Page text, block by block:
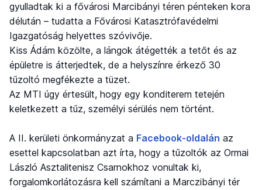
gyulladtak ki a fővárosi Marcibányi téren pénteken kora
délután – tudatta a Fővárosi Katasztrófavédelmi
Igazgatóság helyettes szóvivője.
Kiss Ádám közölte, a lángok átégették a tetőt és az
épületre is átterjedtek, de a helyszínre érkező 30
tűzoltó megfékezte a tüzet.
Az MTI úgy értesült, hogy egy konditerem tetején
keletkezett a tűz, személyi sérülés nem történt.
A II. kerületi önkormányzat a Facebook-oldalán az
esettel kapcsolatban azt írta, hogy a tűzoltók az Ormai
László Asztalitenisz Csarnokhoz vonultak ki,
forgalomkorlátozásra kell számítani a Marczibányi tér